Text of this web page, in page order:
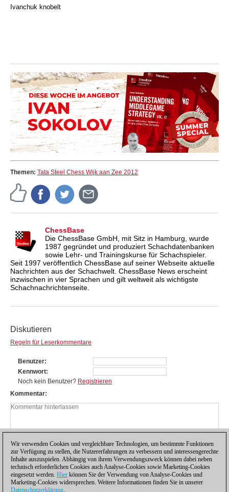
Ivanchuk knobelt
Themen: Tata Steel Chess Wijk aan Zee 2012
ChessBase
Die ChessBase GmbH, mit Sitz in Hamburg, wurde
1987 gegründet und produziert Schachdatenbanken
sowie Lehr- und Trainingskurse für Schachspieler.
Seit 1997 veröffentlich ChessBase auf seiner Webseite aktuelle
Nachrichten aus der Schachwelt. ChessBase News erscheint
inzwischen in vier Sprachen und gilt weltweit als wichtigste
Schachnachrichtenseite.
Diskutieren
Regeln für Leserkommentare
Benutzer
Kennwort
Noch kein Benutzer? Registrieren
Kommentar
Wir verwenden Cookies und vergleichbare Technologien, um bestimmte Funktionen
zur Verfügung zu stellen, die Nutzererfahrungen zu verbessern und interessengerechte
Inhalte auszuspielen. Abhängig von ihrem Verwendungszweck können dabei neben
technisch erforderlichen Cookies auch Analyse-Cookies sowie Marketing-Cookies
eingesetzt werden. Hier können Sie der Verwendung von Analyse-Cookies und
Marketing-Cookies widersprechen. Weitere Informationen finden Sie in unserer
Datenschutzerklärung.